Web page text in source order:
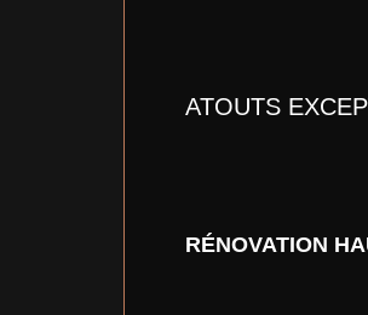
ATOUTS
RÉNOVATION